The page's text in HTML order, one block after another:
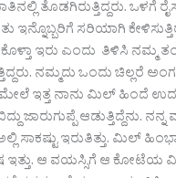
ತೊಡಗಿರುತ್ತಿದ್ದರು. ಒಳಗೆ
ಇನ್ನೊಬ್ಬರಿಗೆ ಸರಿಯಾಗಿ
ಇರು ಎಂದು ತಿಳಿಸಿ ನಮ್ಮ
ನಮ್ಮದು ಒಂದು ಚಿಲ್ಲರೆ
ಇತ್ತ ನಾನು ಮಿಲ್ ಹಿಂದೆ ಉದುರಿ
ಜಾರುಗುಪ್ಪೆ ಆಡುತ್ತಿದ್ದೆನು.
ಸಾಕಷ್ಟು ಇರುತಿತ್ತು. ಮಿಲ್
ಆ ವಯಸ್ಸಿಗೆ ಆ ಕೋಟೆಯ